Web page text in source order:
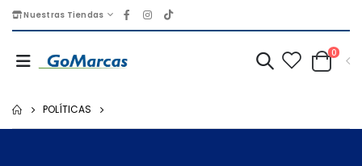
Nuestras Tiendas
0
POLÍTICAS